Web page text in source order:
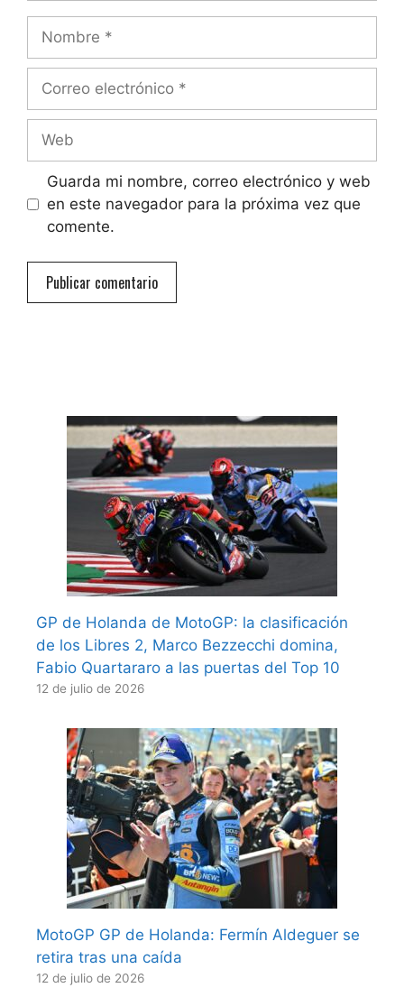
Nombre
Correo
Web
Guarda mi nombre, correo electrónico y web
en este navegador para la próxima vez que
comente.
GP de Holanda de MotoGP: la clasificación
de los Libres 2, Marco Bezzecchi domina,
Fabio Quartararo a las puertas del Top 10
12 de julio de 2026
MotoGP GP de Holanda: Fermín Aldeguer se
retira tras una caída
12 de julio de 2026